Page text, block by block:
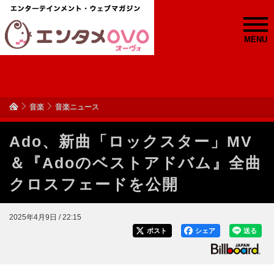
MENU
音楽 音楽ニュース
Ado、新曲「ロックスター」MV
＆『Adoのベストアドバム』全曲
クロスフェードを公開
2025年4月9日 / 22:15
送る
シェア
ポスト